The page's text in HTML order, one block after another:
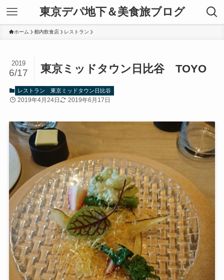
東京デパ地下＆美食旅ブログ
ホーム 都内飲食店 レストラン
東京ミッドタウン日比谷 TOYO
2019
6/17
レストラン 東京ミッドタウン日比谷
2019年4月24日 2019年6月17日